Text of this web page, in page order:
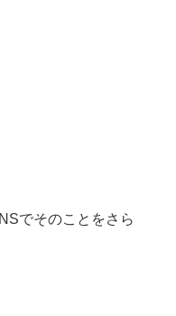
でそのことをさら